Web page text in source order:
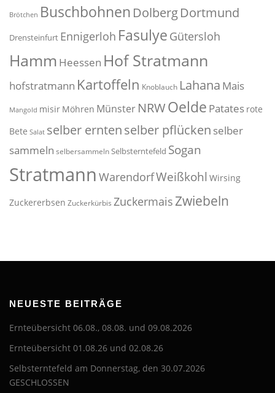
Brötchen Buschbohnen DolbergDortmund
Drensteinfurt Ennigerloh Fasulye Gütersloh
Hamm Heessen Hof Stratmann
hofstratmann Kartoffeln Knoblauch Lahana Mais
Mangold misir Möhren Münster NRWOelde Patates rote
Bete Salat selber erntenselber pflücken selber
sammeln selbersammeln Selbsterntefeld Sogan
Stratmann WarendorfWeißkohl Wirsing
Zuckererbsen Zuckerkürbis Zuckermais Zwiebeln
NEUESTE BEITRÄGE
Ernteübersicht 06.08., 08.08. und 09.08.2026
Ernteübersicht 01.08.26 und 02.08.26
Selbsterntefeld am Donnerstag, den 30.07.2026
GESCHLOSSEN